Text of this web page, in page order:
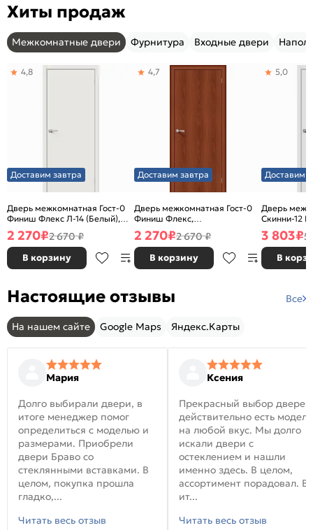
Хиты продаж
Межкомнатные двери Фурнитура Входные двери
Доставим завтра
Дверь межкомнатная Гост-0
Финиш Флекс Л-14 (Белый),
глухая, каркасно-щитовая
4,8
2 270₽2 670 ₽
В корзину
Доставим завтра
Дверь межкомнатная Гост-0
Финиш Флекс,
Ламинированные Л-11
(ИталОрех), глухая, каркасно-
щитовая
4,7
2 270₽2 670 ₽
В корзину
Доставим
Дверь
Скинни-12
глухая,
5,0
3 803₽5
В
Настоящие отзывы Все
На нашем сайте Google Maps Яндекс.Карты
Мария
Долго выбирали двери, в
итоге менеджер помог
определиться с моделью и
размерами. Приобрели
двери Браво со
стеклянными вставками. В
целом, покупка прошла
гладко,...
Читать весь отзыв
Ксения
Прекрасный выбор
действительно есть модели
на любой вкус. Мы долго
искали двери с
остеклением и нашли
именно здесь. В целом,
ассортимент порадовал. В
ит...
Читать весь отзыв